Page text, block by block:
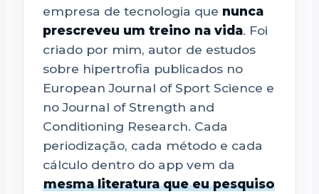
empresa de tecnologia que nunca
prescreveu um treino na vida. Foi
criado por mim, autor de estudos
sobre hipertrofia publicados no
European Journal of Sport Science e
no Journal of Strength and
Conditioning Research. Cada
periodização, cada método e cada
cálculo dentro do app vem da
mesma literatura que eu pesquiso